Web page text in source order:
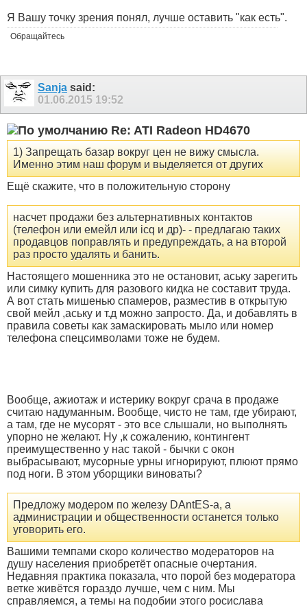
Я Вашу точку зрения понял, лучше оставить "как есть".
Обращайтесь
Sanja said:
01.06.2015 19:52
Re: ATI Radeon HD4670
1) Запрещать базар вокруг цен не вижу смысла.
Именно этим наш форум и выделяется от других
Ещё скажите, что в положительную сторону
насчет продажи без альтернативных контактов
(телефон или емейл или icq и др)- - предлагаю таких
продавцов поправлять и предупреждать, а на второй
раз просто удалять и банить.
Настоящего мошенника это не остановит, аську зарегить
или симку купить для разового кидка не составит труда.
А вот стать мишенью спамеров, разместив в открытую
свой мейл ,аську и т.д можно запросто. Да, и добавлять в
правила советы как замаскировать мыло или номер
телефона спецсимволами тоже не будем.
Вообще, ажиотаж и истерику вокруг срача в продаже
считаю надуманным. Вообще, чисто не там, где убирают,
а там, где не мусорят - это все слышали, но выполнять
упорно не желают. Ну ,к сожалению, контингент
преимущественно у нас такой - бычки с окон
выбрасывают, мусорные урны игнорируют, плюют прямо
под ноги. В этом уборщики виноваты?
Предложу модером по железу DAntES-а, а
администрации и общественности останется только
уговорить его.
Вашими темпами скоро количество модераторов на
душу населения приобретёт опасные очертания.
Недавняя практика показала, что порой без модератора
ветке живётся гораздо лучше, чем с ним. Мы
справляемся, а темы на подобии этого росислава